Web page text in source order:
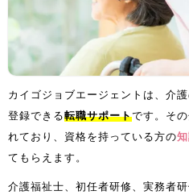
カイゴジョブエージェントは、介
登録できる転職サポートです。そ
れており、資格を持っている方の
てもらえます。
介護福祉士、初任者研修、実務者研